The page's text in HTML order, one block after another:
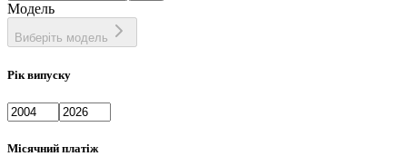
Модель
Виберіть модель
Рік випуску
Місячний платіж